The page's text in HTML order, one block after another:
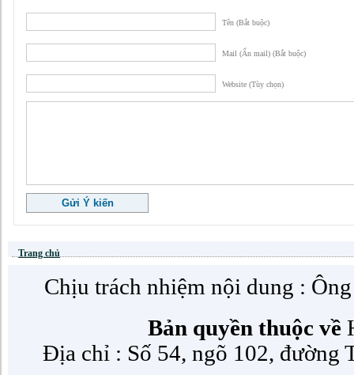
Tên (Bắt buộc)
Mail (Ẩn mail) (Bắt buộc)
Website (Tùy chọn)
Trang chủ
Chịu trách nhiệm nội dung :
Bản quyền thuộc về
Địa chỉ : Số 54, ngõ 102, đường